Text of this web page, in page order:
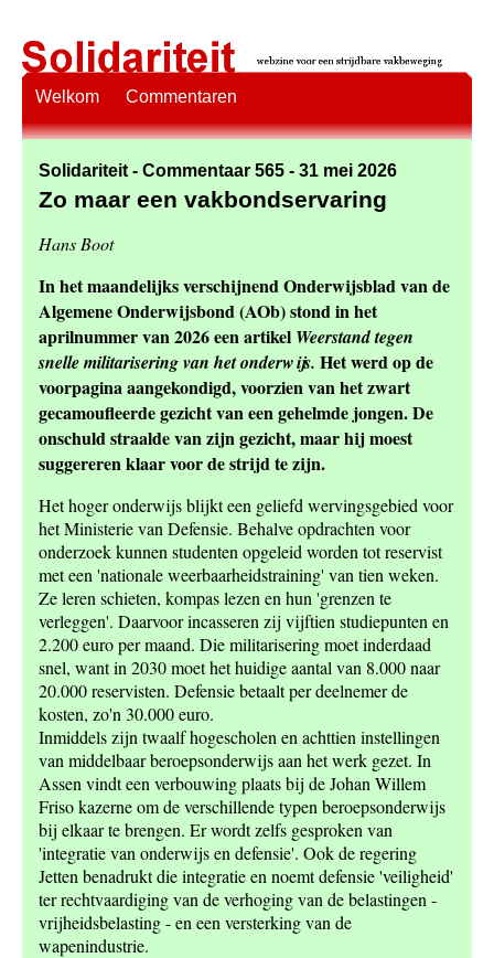
Welkom Commentaren
Solidariteit - Commentaar 565 - 31 mei 2026
Zo maar een vakbondservaring
Hans Boot
In het maandelijks verschijnend Onderwijsblad van de
Algemene Onderwijsbond (AOb) stond in het
aprilnummer van 2026 een artikel Weerstand tegen
snelle militarisering van het onderwijs. Het werd op de
voorpagina aangekondigd, voorzien van het zwart
gecamoufleerde gezicht van een gehelmde jongen. De
onschuld straalde van zijn gezicht, maar hij moest
suggereren klaar voor de strijd te zijn.
Het hoger onderwijs blijkt een geliefd wervingsgebied voor
het Ministerie van Defensie. Behalve opdrachten voor
onderzoek kunnen studenten opgeleid worden tot reservist
met een 'nationale weerbaarheidstraining' van tien weken.
Ze leren schieten, kompas lezen en hun 'grenzen te
verleggen'. Daarvoor incasseren zij vijftien studiepunten en
2.200 euro per maand. Die militarisering moet inderdaad
snel, want in 2030 moet het huidige aantal van 8.000 naar
20.000 reservisten. Defensie betaalt per deelnemer de
kosten, zo'n 30.000 euro.
Inmiddels zijn twaalf hogescholen en achttien instellingen
van middelbaar beroepsonderwijs aan het werk gezet. In
Assen vindt een verbouwing plaats bij de Johan Willem
Friso kazerne om de verschillende typen beroepsonderwijs
bij elkaar te brengen. Er wordt zelfs gesproken van
'integratie van onderwijs en defensie'. Ook de regering
Jetten benadrukt die integratie en noemt defensie 'veiligheid'
ter rechtvaardiging van de verhoging van de belastingen -
vrijheidsbelasting - en een versterking van de
wapenindustrie.